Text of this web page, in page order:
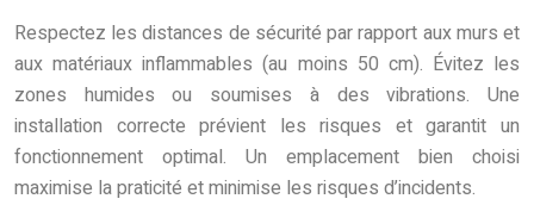
Respectez les distances de sécurité par rapport aux murs et
aux matériaux inflammables (au moins 50 cm). Évitez les
zones humides ou soumises à des vibrations. Une
installation correcte prévient les risques et garantit un
fonctionnement optimal. Un emplacement bien choisi
maximise la praticité et minimise les risques d’incidents.